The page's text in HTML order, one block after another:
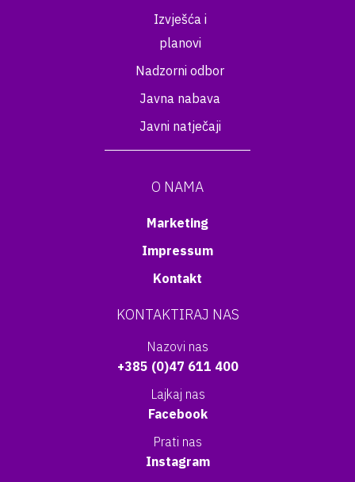
Izvješća i
planovi
Nadzorni odbor
Javna nabava
Javni natječaji
O NAMA
Marketing
Impressum
Kontakt
KONTAKTIRAJ NAS
Nazovi nas
+385 (0)47 611 400
Lajkaj nas
Facebook
Prati nas
Instagram